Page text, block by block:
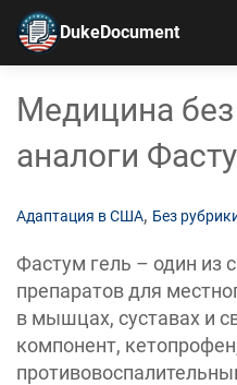
DukeDocument
Медицина
аналоги
Адаптация в США, Без
Фастум гель – один из
препаратов для
в мышцах, суставах и
компонент,